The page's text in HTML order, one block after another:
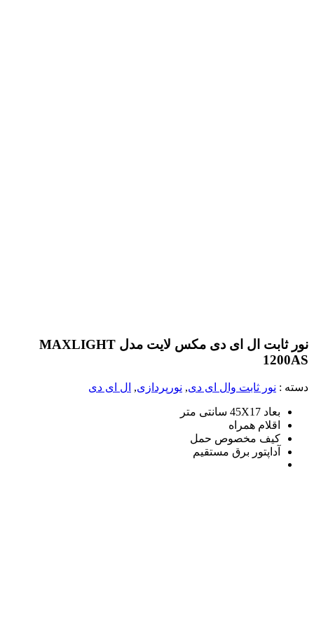
نور ثابت ال ای دی مکس لایت مدل MAXLIGHT
1200AS
دسته : نور ثابت وال ای دی, نورپردازی, ال ای دی
بعاد 45X17 سانتی متر
اقلام همراه
کیف مخصوص حمل
آداپتور برق مستقیم